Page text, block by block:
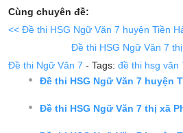
Cùng chuyên đề:
<< Đề thi HSG Ngữ Văn 7 huyện Tiền
Đề thi HSG Ngữ Văn 7
Đề thi Ngữ Văn 7 - Tags: đề thi hsg văn
Đề thi HSG Ngữ Văn 7 huyện
Đề thi HSG Ngữ Văn 7 thị xã